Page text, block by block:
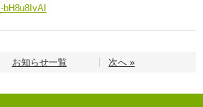
お知らせ一覧 次へ »